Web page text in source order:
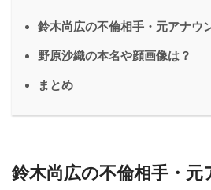
鈴木尚広の不倫相手・元アナウ
野原沙織の本名や顔画像は？
まとめ
鈴木尚広の不倫相手・